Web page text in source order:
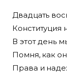
Двадцать
Конституция
В этот день
Помня, как
Права и